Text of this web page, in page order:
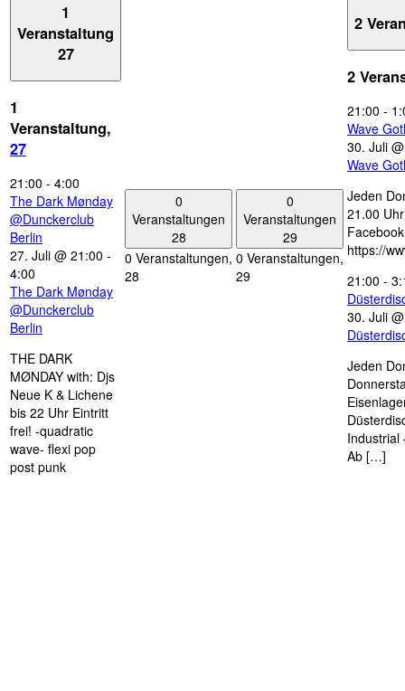
1
Veranstaltung
27
1
Veranstaltung,
27
21:00 - 4:00
The Dark Mønday
@Dunckerclub
Berlin
27. Juli @ 21:00 -
4:00
The Dark Mønday
@Dunckerclub
Berlin
THE DARK
MØNDAY with: Djs
Neue K & Lichene
bis 22 Uhr Eintritt
frei! -quadratic
wave- flexi pop
post punk
0
Veranstaltungen
28
0 Veranstaltungen,
28
0
Veranstaltungen
29
0 Veranstaltungen,
29
2
2
21:00 -
Wave
30. Juli
Wave
Jeden
21.00
https://
21:00 -
30. Juli
Jeden
Industrial
Ab […]